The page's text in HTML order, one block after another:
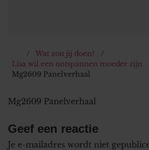
Wat zou jij doen?
Lisa wil een ontspannen moeder zijn
Mg2609 Panelverhaal
Mg2609 Panelverhaal
Geef een reactie
Je e-mailadres wordt niet